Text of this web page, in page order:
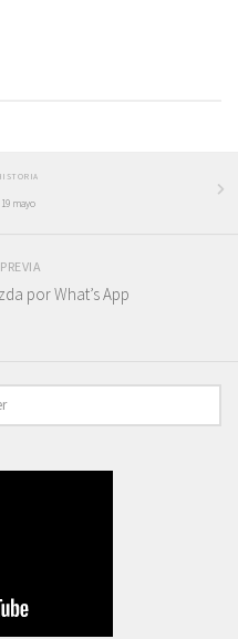
mayo
por What’s App